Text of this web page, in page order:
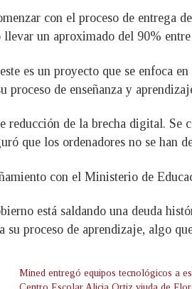
con el proceso de entrega
llevar un aproximado del 90%
es un proyecto que se enfoca
de enseñanza y
reducción de la brecha digital.
que los ordenadores no se han
con el Ministerio de
está saldando una deuda
su proceso de aprendizaje, algo
Mined entregó equipos tecnológicos a